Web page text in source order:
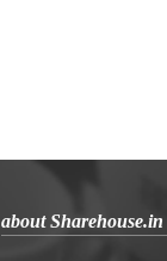
about Sharehouse.in